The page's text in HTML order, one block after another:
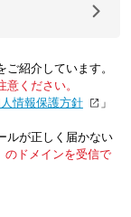
紹介しています。
ください。
情報保護方針
」
ルが正しく届かない
のドメインを受信で